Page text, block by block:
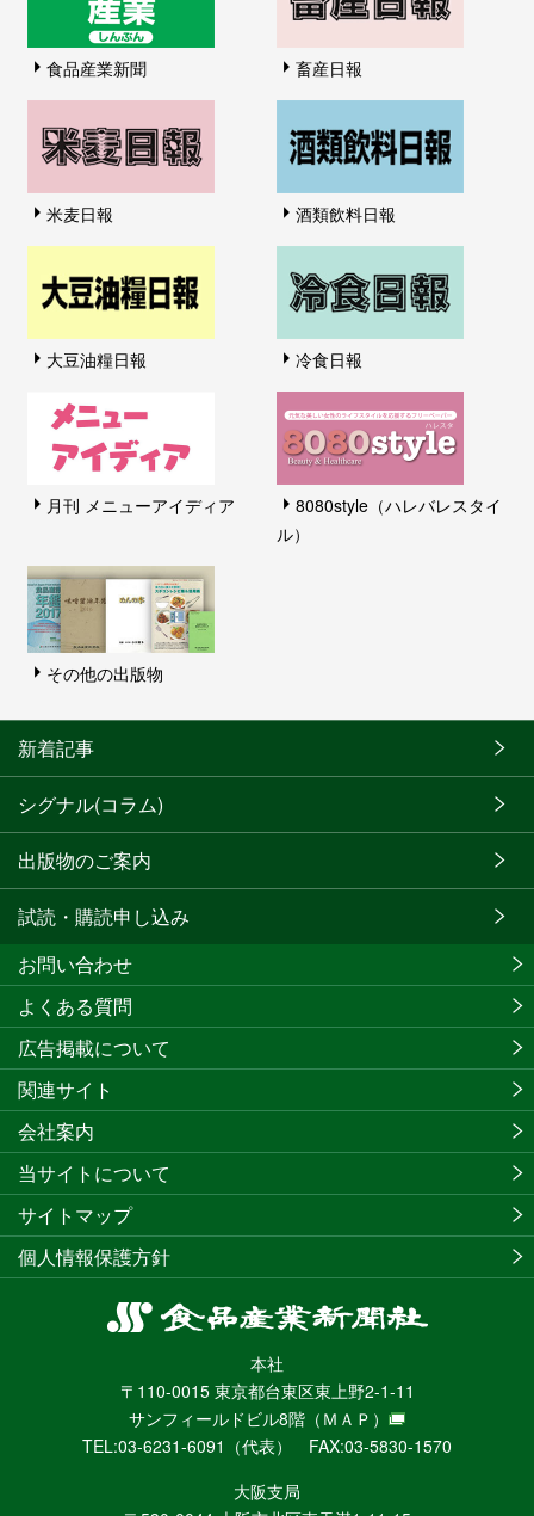
食品産業新聞 畜産日報
米麦日報 酒類飲料日報
大豆油糧日報 冷食日報
月刊 メニューアイディア
8080style（ハレバレスタイ
ル）
その他の出版物
新着記事
シグナル(コラム)
出版物のご案内
試読・購読申し込み
食
産
業
新
聞
社
本社
〒110-0015 東京都台東区東上野2-1-11
サンフィールドビル8階 （ＭＡＰ）
TEL:03-6231-6091（代表） FAX:03-5830-1570
大阪支局
お問い合わせ
よくある質問
広告掲載について
関連サイト
会社案内
当サイトについて
サイトマップ
個人情報保護方針